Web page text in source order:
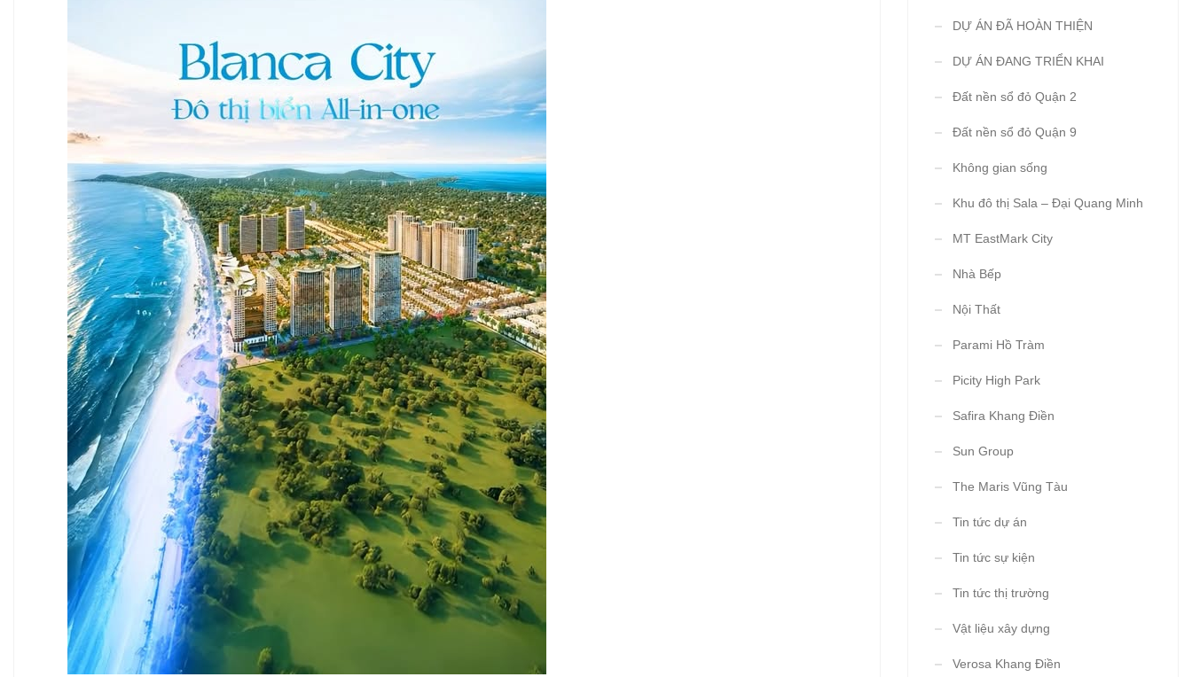
DỰ ÁN ĐÃ HOÀN THIỆN
DỰ ÁN ĐANG TRIỂN KHAI
Đất nền sổ đỏ Quận 2
Đất nền sổ đỏ Quận 9
Không gian sống
Khu đô thị Sala – Đại Quang Minh
MT EastMark City
Nhà Bếp
Nội Thất
Parami Hồ Tràm
Picity High Park
Safira Khang Điền
Sun Group
The Maris Vũng Tàu
Tin tức dự án
Tin tức sự kiện
Tin tức thị trường
Vật liệu xây dựng
Verosa Khang Điền